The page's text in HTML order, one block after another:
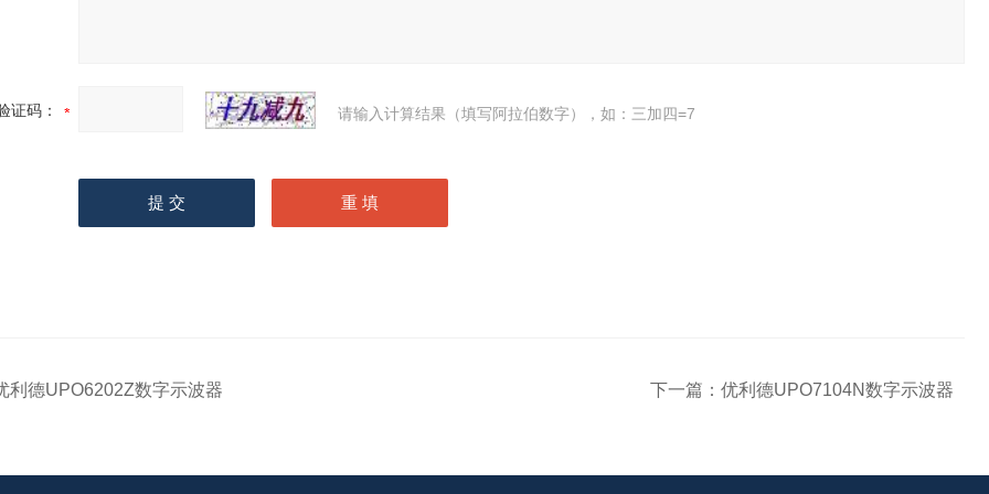
证码： 请输入计算结果（填写阿拉伯数字），如：三加四=7
利德UPO6202Z数字示波器 下一篇： 优利德UPO7104N数字示波器